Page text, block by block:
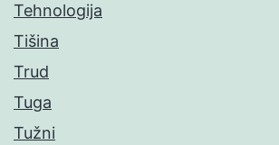
Tehnologija
Tišina
Trud
Tuga
Tužni